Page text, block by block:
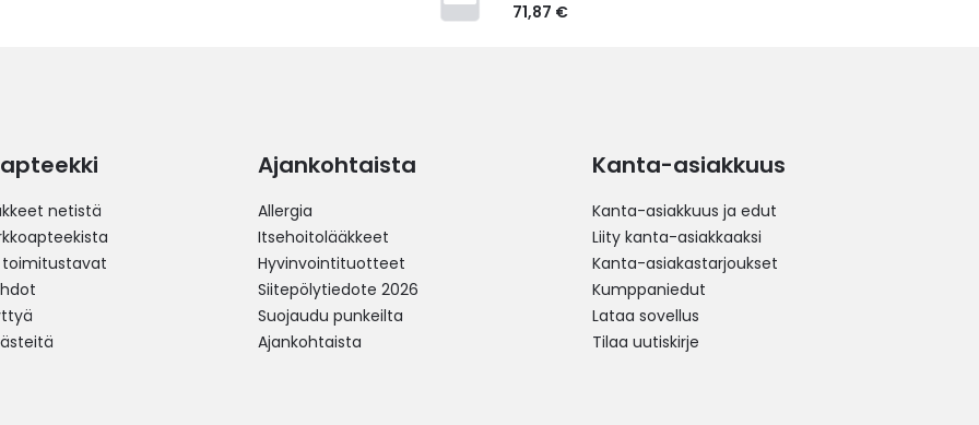
71,87 €
netistä
toimitustavat
Ajankohtaista
Allergia
Itsehoitolääkkeet
Hyvinvointituotteet
Siitepölytiedote 2026
Suojaudu punkeilta
Ajankohtaista
Kanta-asiakkuus
Kanta-asiakkuus ja edut
Liity kanta-asiakkaaksi
Kanta-asiakastarjoukset
Kumppaniedut
Lataa sovellus
Tilaa uutiskirje